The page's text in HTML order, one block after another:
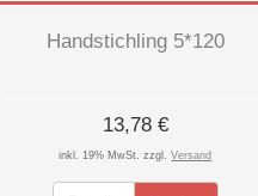
Handstichling 5*120
13,78 €
inkl. 19% MwSt. zzgl.Versand